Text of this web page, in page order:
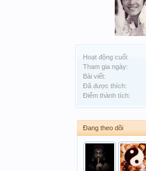
Hoạt động cuối:
Tham gia ngày:
Bài viết:
Đã được thích:
Điểm thành tích:
Đang theo dõi